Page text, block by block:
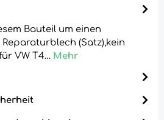
Bauteil um einen
(Satz),kein
VW T4… Mehr